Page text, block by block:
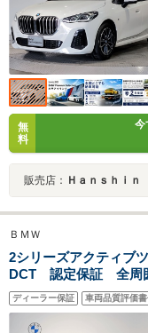
無
料
今
販売店： Ｈａｎｓｈｉｎ ＢＭＷ
ＢＭＷ
2シリーズアクティブ
DCT 認定保証 全周
ドディスプレイナビ
ート シートヒータ
ーズコントロール
ディーラー保証 車両品質評価